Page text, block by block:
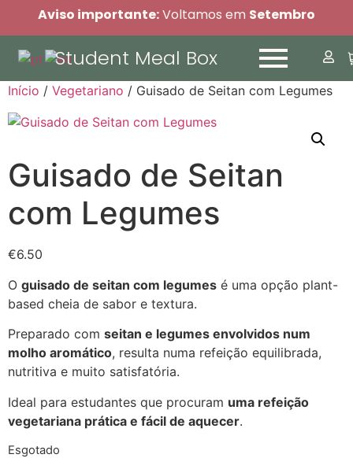
Aviso importante:Voltamos em Setembro
Student Meal Box
Início / Vegetariano / Guisado de Seitan com Legumes
Guisado de Seitan
com Legumes
€6.50
O guisado de seitan com legumes é uma opção plant-
based cheia de sabor e textura.
Preparado com seitan e legumes envolvidos num
molho aromático, resulta numa refeição equilibrada,
nutritiva e muito satisfatória.
Ideal para estudantes que procuram uma refeição
vegetariana prática e fácil de aquecer.
Esgotado